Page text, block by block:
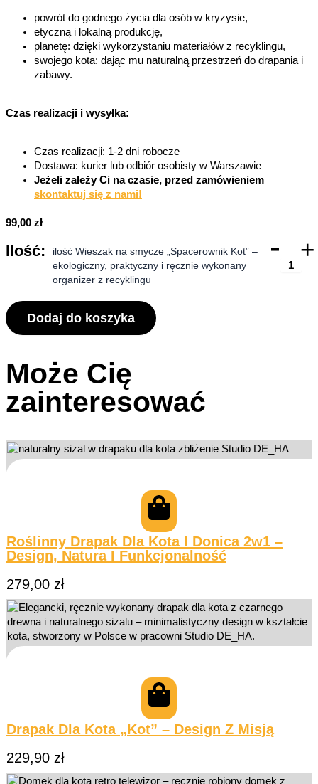
powrót do godnego życia dla osób w kryzysie,
etyczną i lokalną produkcję,
planetę: dzięki wykorzystaniu materiałów z recyklingu,
swojego kota: dając mu naturalną przestrzeń do drapania i
zabawy.
Czas realizacji i wysyłka:
Czas realizacji: 1-2 dni robocze
Dostawa: kurier lub odbiór osobisty w Warszawie
Jeżeli zależy Ci na czasie, przed zamówieniem
skontaktuj się z nami!
99,00 zł
ilość Wieszak na smycze „Spacerownik Kot” –
ekologiczny, praktyczny i ręcznie wykonany
organizer z recyklingu
- +
Dodaj do koszyka
Może Cię
zainteresować
Roślinny Drapak Dla Kota I Donica 2w1 –
Design, Natura I Funkcjonalność
279,00 zł
Drapak Dla Kota „Kot” – Design Z Misją
229,90 zł